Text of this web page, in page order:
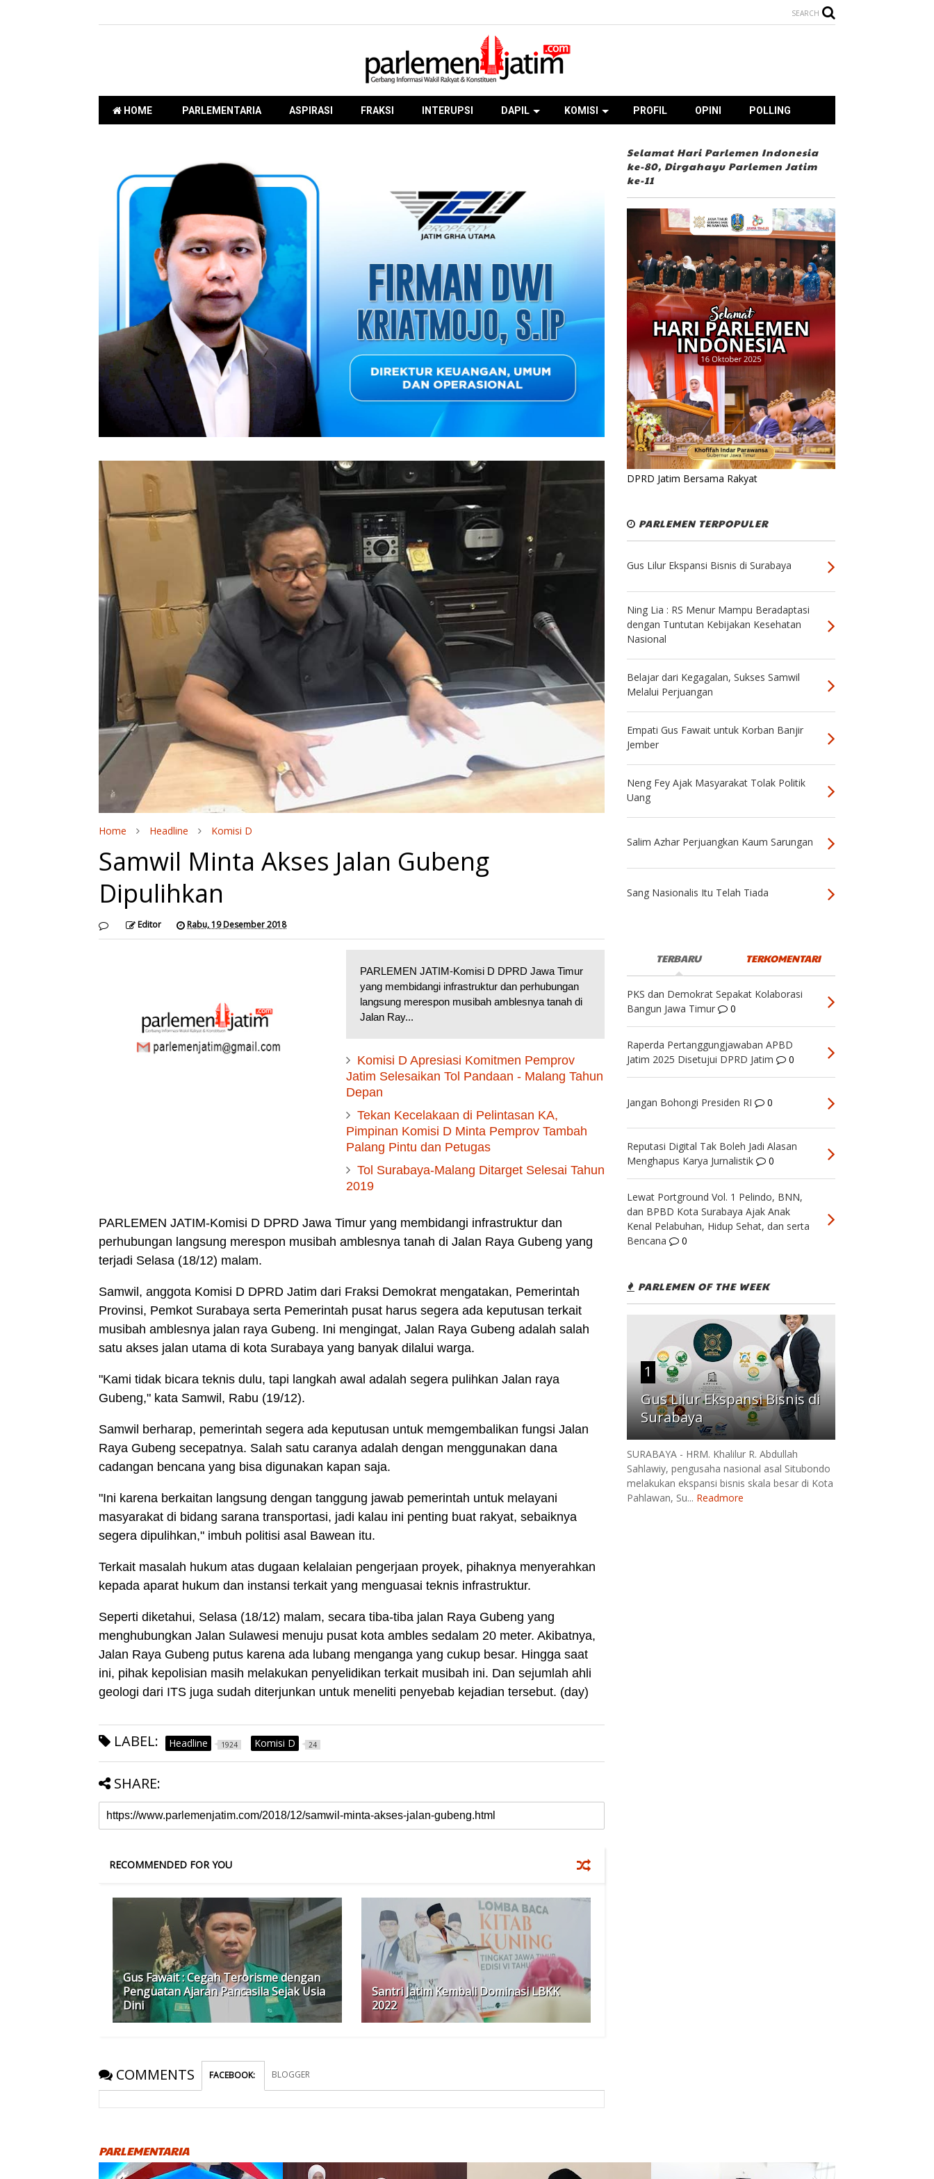
SEARCH
HOME PARLEMENTARIA ASPIRASI FRAKSI INTERUPSI DAPIL KOMISI PROFIL OPINI POLLING
Home Headline Komisi D
Samwil Minta Akses Jalan Gubeng
Dipulihkan
Editor Rabu, 19 Desember 2018
PARLEMEN JATIM-Komisi D DPRD Jawa Timur
yang membidangi infrastruktur dan perhubungan
langsung merespon musibah amblesnya tanah di
Jalan Ray...
Komisi D Apresiasi Komitmen Pemprov
Jatim Selesaikan Tol Pandaan - Malang Tahun
Depan
Tekan Kecelakaan di Pelintasan KA,
Pimpinan Komisi D Minta Pemprov Tambah
Palang Pintu dan Petugas
Tol Surabaya-Malang Ditarget Selesai Tahun
2019
PARLEMEN JATIM-Komisi D DPRD Jawa Timur yang membidangi infrastruktur dan
perhubungan langsung merespon musibah amblesnya tanah di Jalan Raya Gubeng yang
terjadi Selasa (18/12) malam.
Samwil, anggota Komisi D DPRD Jatim dari Fraksi Demokrat mengatakan, Pemerintah
Provinsi, Pemkot Surabaya serta Pemerintah pusat harus segera ada keputusan terkait
musibah amblesnya jalan raya Gubeng. Ini mengingat, Jalan Raya Gubeng adalah salah
satu akses jalan utama di kota Surabaya yang banyak dilalui warga.
"Kami tidak bicara teknis dulu, tapi langkah awal adalah segera pulihkan Jalan raya
Gubeng," kata Samwil, Rabu (19/12).
Samwil berharap, pemerintah segera ada keputusan untuk memgembalikan fungsi Jalan
Raya Gubeng secepatnya. Salah satu caranya adalah dengan menggunakan dana
cadangan bencana yang bisa digunakan kapan saja.
"Ini karena berkaitan langsung dengan tanggung jawab pemerintah untuk melayani
masyarakat di bidang sarana transportasi, jadi kalau ini penting buat rakyat, sebaiknya
segera dipulihkan," imbuh politisi asal Bawean itu.
Terkait masalah hukum atas dugaan kelalaian pengerjaan proyek, pihaknya menyerahkan
kepada aparat hukum dan instansi terkait yang menguasai teknis infrastruktur.
Seperti diketahui, Selasa (18/12) malam, secara tiba-tiba jalan Raya Gubeng yang
menghubungkan Jalan Sulawesi menuju pusat kota ambles sedalam 20 meter. Akibatnya,
Jalan Raya Gubeng putus karena ada lubang menganga yang cukup besar. Hingga saat
ini, pihak kepolisian masih melakukan penyelidikan terkait musibah ini. Dan sejumlah ahli
geologi dari ITS juga sudah diterjunkan untuk meneliti penyebab kejadian tersebut. (day)
LABEL: Headline 1924 Komisi D 24
SHARE:
RECOMMENDED FOR YOU
Gus Fawait : Cegah Terorisme dengan
Penguatan Ajaran Pancasila Sejak Usia
Dini
Santri Jatim Kembali Dominasi LBKK
2022
COMMENTS FACEBOOK: BLOGGER
Selamat Hari Parlemen Indonesia
ke-80, Dirgahayu Parlemen Jatim
ke-11
DPRD Jatim Bersama Rakyat
PARLEMEN TERPOPULER
Gus Lilur Ekspansi Bisnis di Surabaya
Ning Lia : RS Menur Mampu Beradaptasi
dengan Tuntutan Kebijakan Kesehatan
Nasional
Belajar dari Kegagalan, Sukses Samwil
Melalui Perjuangan
Empati Gus Fawait untuk Korban Banjir
Jember
Neng Fey Ajak Masyarakat Tolak Politik
Uang
Salim Azhar Perjuangkan Kaum Sarungan
Sang Nasionalis Itu Telah Tiada
TERBARU TERKOMENTARI
PKS dan Demokrat Sepakat Kolaborasi
Bangun Jawa Timur
0
Raperda Pertanggungjawaban APBD
Jatim 2025 Disetujui DPRD Jatim
0
Jangan Bohongi Presiden RI 0
Reputasi Digital Tak Boleh Jadi Alasan
Menghapus Karya Jurnalistik
0
Lewat Portground Vol. 1 Pelindo, BNN,
dan BPBD Kota Surabaya Ajak Anak
Kenal Pelabuhan, Hidup Sehat, dan serta
Bencana
0
PARLEMEN OF THE WEEK
1
Gus Lilur Ekspansi Bisnis di
Surabaya
SURABAYA - HRM. Khalilur R. Abdullah
Sahlawiy, pengusaha nasional asal Situbondo
melakukan ekspansi bisnis skala besar di Kota
Pahlawan, Su... Readmore
PARLEMENTARIA